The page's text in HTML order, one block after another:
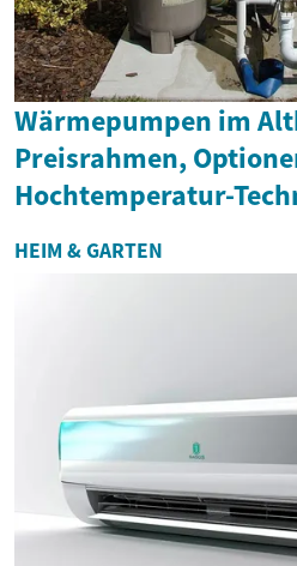
Wärmepumpen im
Preisrahmen,
Hochtemperatur-
HEIM & GARTEN